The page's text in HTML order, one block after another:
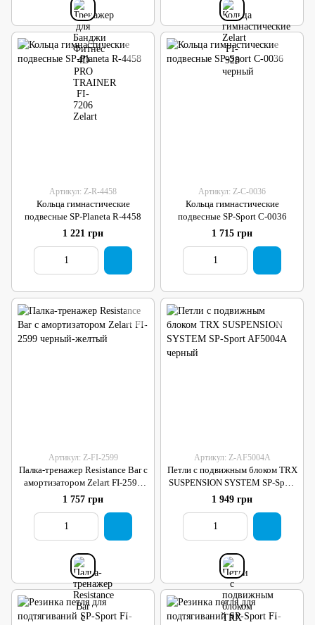
Артикул: Z-R-4458
Кольца гимнастические
подвесные SP-Planeta R-4458
1 221 грн
Артикул: Z-C-0036
Кольца гимнастические
подвесные SP-Sport C-0036
1 715 грн
Артикул: Z-FI-2599
Палка-тренажер Resistance Bar с
амортизатором Zelart FI-2599
черный-желтый
1 757 грн
Артикул: Z-AF5004A
Петли с подвижным блоком TRX
SUSPENSION SYSTEM SP-Sport
AF5004A черный
1 949 грн